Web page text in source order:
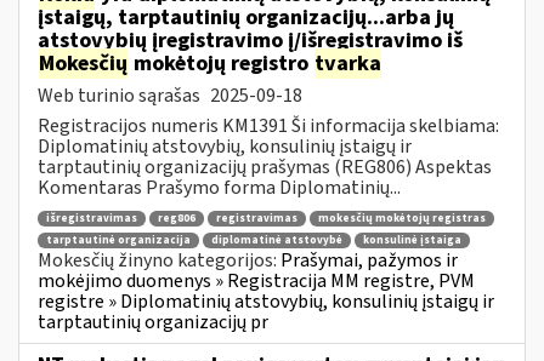
įstaigų, tarptautinių organizacijų...arba jų
atstovybių įregistravimo į/išregistravimo iš
Mokesčių mokėtojų registro tvarka
Web turinio sąrašas 2025-09-18
Registracijos numeris KM1391 Ši informacija skelbiama:
Diplomatinių atstovybių, konsulinių įstaigų ir
tarptautinių organizacijų prašymas (REG806) Aspektas
Komentaras Prašymo forma Diplomatinių...
išregistravimas reg806 registravimas
mokesčių mokėtojų registras
tarptautinė organizacija
diplomatinė atstovybė konsulinė įstaiga
Mokesčių žinyno kategorijos: Prašymai, pažymos ir
mokėjimo duomenys » Registracija MM registre, PVM
registre » Diplomatinių atstovybių, konsulinių įstaigų ir
tarptautinių organizacijų pr